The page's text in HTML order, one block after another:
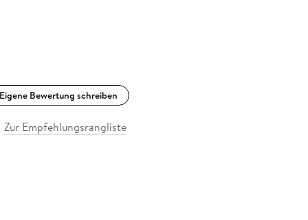
Eigene Bewertung schreiben
Zur Empfehlungsrangliste